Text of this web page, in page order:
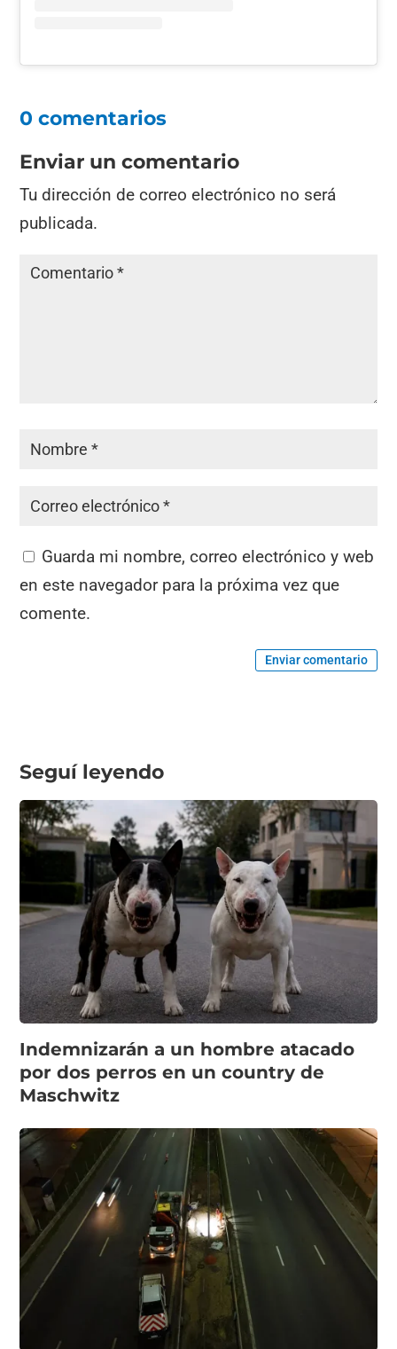
0 comentarios
Enviar un comentario
Tu dirección de correo electrónico no será
publicada.
Guarda mi nombre, correo electrónico y web
en este navegador para la próxima vez que
comente.
Enviar comentario
Seguí leyendo
Indemnizarán a un hombre atacado
por dos perros en un country de
Maschwitz